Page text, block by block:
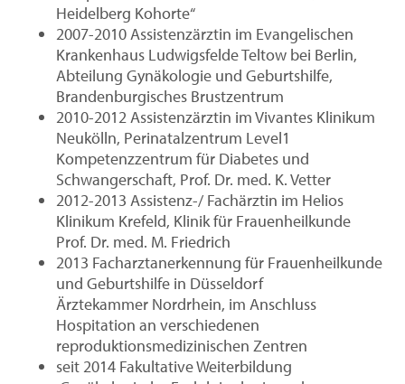
Heidelberg Kohorte“
2007-2010 Assistenzärztin im Evangelischen
Krankenhaus Ludwigsfelde Teltow bei Berlin,
Abteilung Gynäkologie und Geburtshilfe,
Brandenburgisches Brustzentrum
2010-2012 Assistenzärztin im Vivantes Klinikum
Neukölln, Perinatalzentrum Level1
Kompetenzzentrum für Diabetes und
Schwangerschaft, Prof. Dr. med. K. Vetter
2012-2013 Assistenz-/ Fachärztin im Helios
Klinikum Krefeld, Klinik für Frauenheilkunde
Prof. Dr. med. M. Friedrich
2013 Facharztanerkennung für Frauenheilkunde
und Geburtshilfe in Düsseldorf
Ärztekammer Nordrhein, im Anschluss
Hospitation an verschiedenen
reproduktionsmedizinischen Zentren
seit 2014 Fakultative Weiterbildung